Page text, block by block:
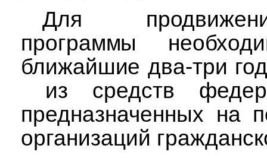
Для
программы
ближайшие два-три
из средств
предназначенных на
организаций